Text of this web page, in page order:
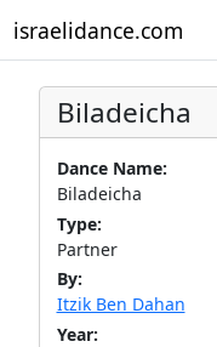
israelidance.com
Biladeicha
Dance Name:
Biladeicha
Type:
Partner
By:
Itzik Ben Dahan
Year: